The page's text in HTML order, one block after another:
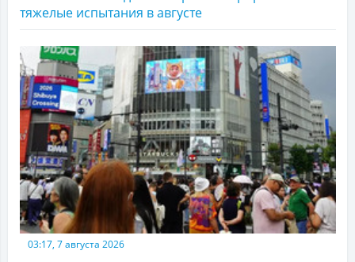
тяжелые испытания в августе
03:17, 7 августа 2026